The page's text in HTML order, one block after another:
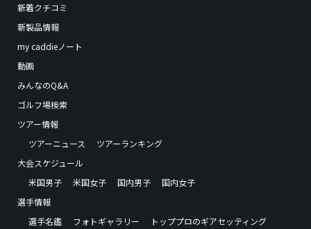
新着クチコミ
新製品情報
my caddieノート
動画
みんなのQ&A
ゴルフ場検索
ツアー情報
ツアーニュース
ツアーランキング
大会スケジュール
米国男子
米国女子 国内男子
国内女子
選手情報
選手名鑑
フォトギャラリー トッププロのギアセッティング